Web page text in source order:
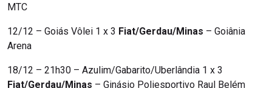
MTC
12/12 – Goiás Vôlei 1 x 3 Fiat/Gerdau/Minas – Goiânia
Arena
18/12 – 21h30 – Azulim/Gabarito/Uberlândia 1 x 3
Fiat/Gerdau/Minas – Ginásio Poliesportivo Raul Belém